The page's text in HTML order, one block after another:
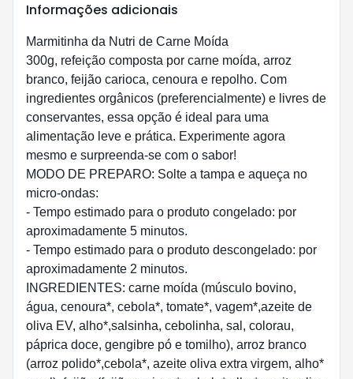
Informações adicionais
Marmitinha da Nutri de Carne Moída
300g, refeição composta por carne moída, arroz
branco, feijão carioca, cenoura e repolho. Com
ingredientes orgânicos (preferencialmente) e livres de
conservantes, essa opção é ideal para uma
alimentação leve e prática. Experimente agora
mesmo e surpreenda-se com o sabor!
MODO DE PREPARO: Solte a tampa e aqueça no
micro-ondas:
- Tempo estimado para o produto congelado: por
aproximadamente 5 minutos.
- Tempo estimado para o produto descongelado: por
aproximadamente 2 minutos.
INGREDIENTES: carne moída (músculo bovino,
água, cenoura*, cebola*, tomate*, vagem*,azeite de
oliva EV, alho*,salsinha, cebolinha, sal, colorau,
páprica doce, gengibre pó e tomilho), arroz branco
(arroz polido*,cebola*, azeite oliva extra virgem, alho*